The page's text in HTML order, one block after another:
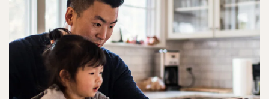
Ataques de formjacking
Norton te ayuda a bloquear los intentos de apropiación
de tarjetas de crédito durante los pagos online.